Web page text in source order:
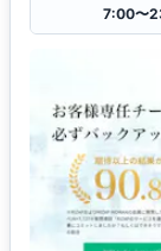
7:00〜